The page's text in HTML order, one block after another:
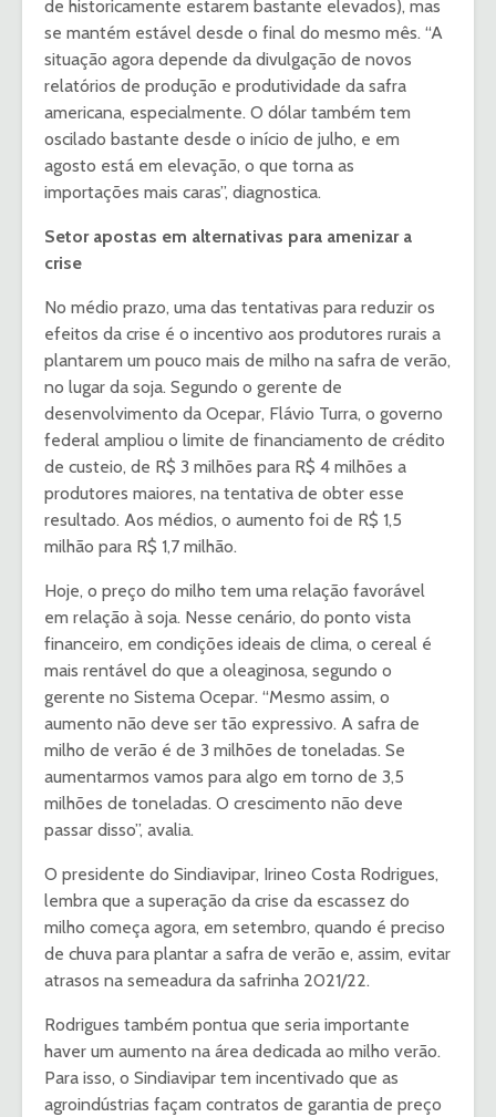
de historicamente estarem bastante elevados), mas
se mantém estável desde o final do mesmo mês. “A
situação agora depende da divulgação de novos
relatórios de produção e produtividade da safra
americana, especialmente. O dólar também tem
oscilado bastante desde o início de julho, e em
agosto está em elevação, o que torna as
importações mais caras”, diagnostica.
Setor apostas em alternativas para amenizar a
crise
No médio prazo, uma das tentativas para reduzir os
efeitos da crise é o incentivo aos produtores rurais a
plantarem um pouco mais de milho na safra de verão,
no lugar da soja. Segundo o gerente de
desenvolvimento da Ocepar, Flávio Turra, o governo
federal ampliou o limite de financiamento de crédito
de custeio, de R$ 3 milhões para R$ 4 milhões a
produtores maiores, na tentativa de obter esse
resultado. Aos médios, o aumento foi de R$ 1,5
milhão para R$ 1,7 milhão.
Hoje, o preço do milho tem uma relação favorável
em relação à soja. Nesse cenário, do ponto vista
financeiro, em condições ideais de clima, o cereal é
mais rentável do que a oleaginosa, segundo o
gerente no Sistema Ocepar. “Mesmo assim, o
aumento não deve ser tão expressivo. A safra de
milho de verão é de 3 milhões de toneladas. Se
aumentarmos vamos para algo em torno de 3,5
milhões de toneladas. O crescimento não deve
passar disso”, avalia.
O presidente do Sindiavipar, Irineo Costa Rodrigues,
lembra que a superação da crise da escassez do
milho começa agora, em setembro, quando é preciso
de chuva para plantar a safra de verão e, assim, evitar
atrasos na semeadura da safrinha 2021/22.
Rodrigues também pontua que seria importante
haver um aumento na área dedicada ao milho verão.
Para isso, o Sindiavipar tem incentivado que as
agroindústrias façam contratos de garantia de preço